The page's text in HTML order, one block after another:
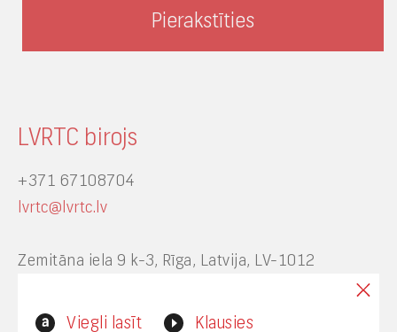
Viegli lasīt Klausies
LVRTC birojs
+371 67108704
lvrtc@lvrtc.lv
Zemitāna iela 9 k-3, Rīga, Latvija, LV-1012
Interneta vietnes www.lvrtc.lv administrators: